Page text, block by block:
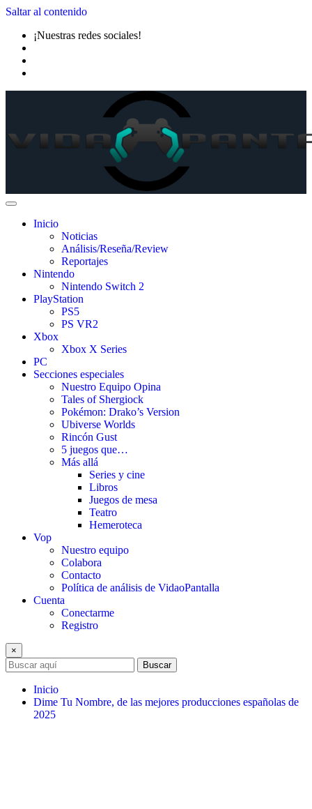
Saltar al contenido
¡Nuestras redes sociales!
Inicio
Noticias
Análisis/Reseña/Review
Reportajes
Nintendo
Nintendo Switch 2
PlayStation
PS5
PS VR2
Xbox
Xbox X Series
PC
Secciones especiales
Nuestro Equipo Opina
Tales of Shergiock
Pokémon: Drako’s Version
Ubiverse Worlds
Rincón Gust
5 juegos que…
Más allá
Series y cine
Libros
Juegos de mesa
Teatro
Hemeroteca
Vop
Nuestro equipo
Colabora
Contacto
Política de análisis de VidaoPantalla
Cuenta
Conectarme
Registro
×
Buscar
Inicio
Dime Tu Nombre, de las mejores producciones españolas de
2025